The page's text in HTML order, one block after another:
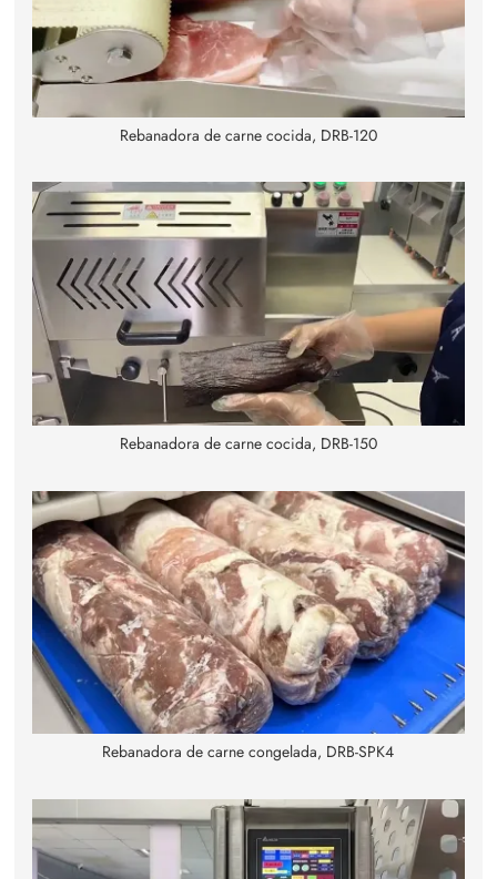
Rebanadora de carne cocida, DRB-120
Rebanadora de carne cocida, DRB-150
Rebanadora de carne congelada, DRB-SPK4